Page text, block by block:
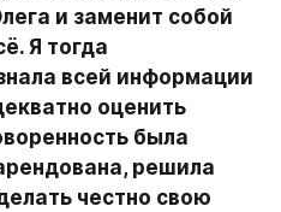
и заменит собой
Я тогда
всей информации
оценить
была
решила
честно свою